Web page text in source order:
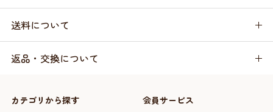
送料について
返品・交換について
カテゴリから探す 会員サービス